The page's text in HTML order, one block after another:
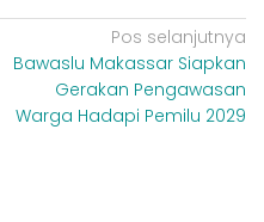
Pos selanjutnya
Bawaslu Makassar Siapkan
Gerakan Pengawasan
Warga Hadapi Pemilu 2029